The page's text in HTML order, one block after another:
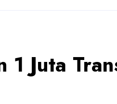
Juta